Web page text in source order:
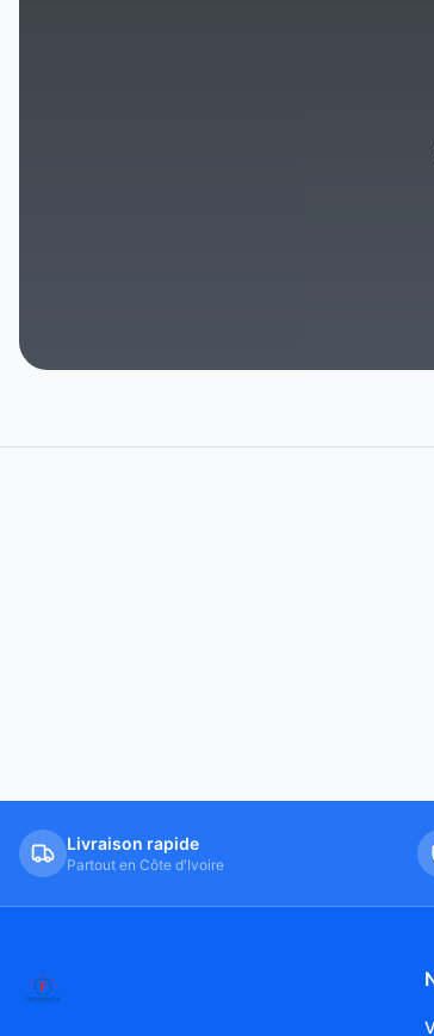
Livraison rapide
Partout en Côte d'Ivoire